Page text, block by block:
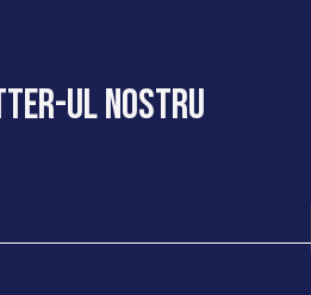
ul nostru